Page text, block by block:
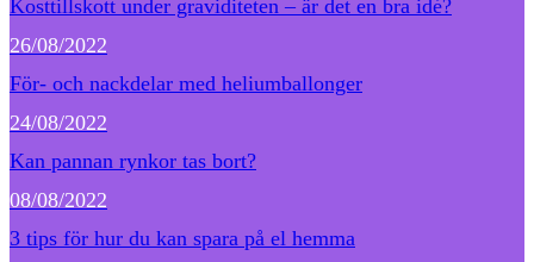
Kosttillskott under graviditeten – är det en bra idé?
26/08/2022
För- och nackdelar med heliumballonger
24/08/2022
Kan pannan rynkor tas bort?
08/08/2022
3 tips för hur du kan spara på el hemma